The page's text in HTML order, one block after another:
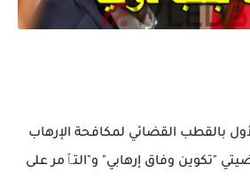
بالقطب القضائي لمكافحة الإرهاب
"تكوين وفاق إرهابي" و"التٱمر على